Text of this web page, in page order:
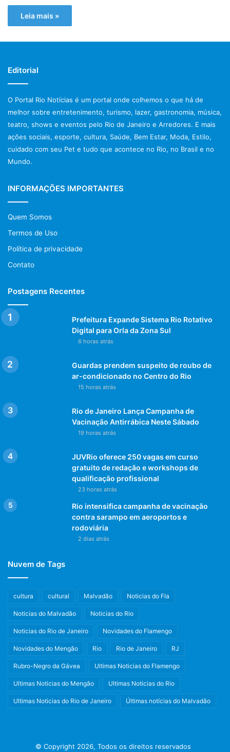
Leia mais »
Editorial
O Portal Rio Notícias é um portal onde colhemos o que há de
melhor sobre entretenimento, turismo, lazer, gastronomia, música,
teatro, shows e eventos pelo Rio de Janeiro e Arredores. E mais
ações sociais, esporte, cultura, Saúde, Bem Estar, Moda, Estilo,
cuidado com seu Pet e tudo que acontece no Rio, no Brasil e no
Mundo.
INFORMAÇÕES IMPORTANTES
Quem Somos
Termos de Uso
Política de privacidade
Contato
Postagens Recentes
Prefeitura Expande Sistema Rio Rotativo
Digital para Orla da Zona Sul
6 horas atrás
Guardas prendem suspeito de roubo de
ar-condicionado no Centro do Rio
15 horas atrás
Rio de Janeiro Lança Campanha de
Vacinação Antirrábica Neste Sábado
19 horas atrás
JUVRio oferece 250 vagas em curso
gratuito de redação e workshops de
qualificação profissional
23 horas atrás
Rio intensifica campanha de vacinação
contra sarampo em aeroportos e
rodoviária
2 dias atrás
Nuvem de Tags
cultura cultural Malvadão Noticias do Fla
Noticias do Malvadão Noticias do Rio
Noticias do Rio de Janeiro Novidades do Flamengo
Novidades do Mengão Rio Rio de Janeiro RJ
Rubro-Negro da Gávea Ultimas Noticias do Flamengo
Ultimas Noticias do Mengão Ultimas Noticias do Rio
Ultimas Noticias do Rio de Janeiro Últimas notícias do Malvadão
© Copyright 2026, Todos os direitos reservados